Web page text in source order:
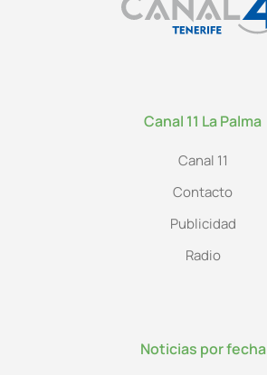
Canal 11 La Palma
Canal 11
Contacto
Publicidad
Radio
Noticias por fecha